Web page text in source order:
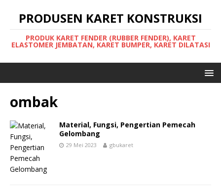
PRODUSEN KARET KONSTRUKSI
PRODUK KARET FENDER (RUBBER FENDER), KARET
ELASTOMER JEMBATAN, KARET BUMPER, KARET DILATASI
ombak
Material, Fungsi, Pengertian Pemecah
Gelombang
29 Mei 2023 gbukaret